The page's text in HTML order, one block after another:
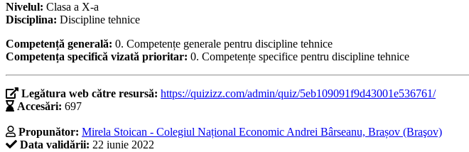
Nivelul: Clasa a X-a
Disciplina: Discipline tehnice
Competență generală: 0. Competențe generale pentru discipline tehnice
Competența specifică vizată prioritar: 0. Competențe specifice pentru discipline tehnice
Legătura web către resursă: https://quizizz.com/admin/quiz/5eb109091f9d43001e536761/
Accesări: 697
Propunător: Mirela Stoican - Colegiul Național Economic Andrei Bârseanu, Brașov (Braşov)
Data validării: 22 iunie 2022